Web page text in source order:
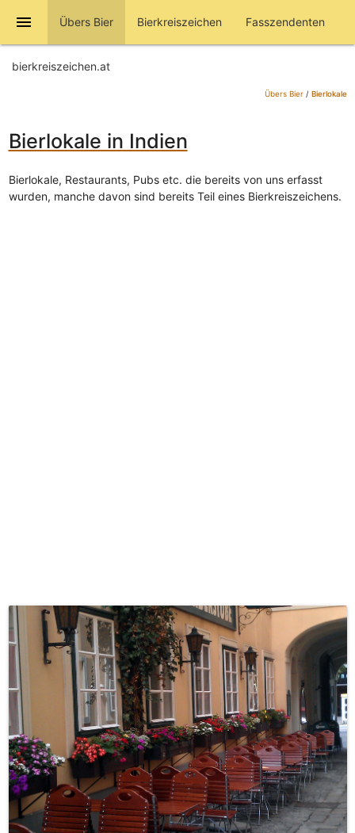
menu Übers Bier Bierkreiszeichen Fasszendenten
bierkreiszeichen.at
Übers Bier/ Bierlokale
Bierlokale in Indien
Bierlokale, Restaurants, Pubs etc. die bereits von uns erfasst
wurden, manche davon sind bereits Teil eines Bierkreiszeichens.